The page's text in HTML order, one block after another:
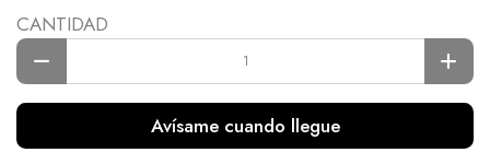
CANTIDAD
Avísame cuando llegue